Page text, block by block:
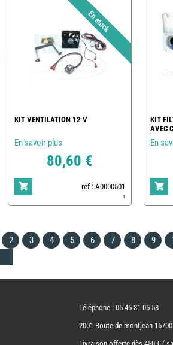
KIT VENTILATION 12 V
En savoir plus
80,60 €
ref : A0000501
1
KIT
AVEC
En
2 3 4 5 6 7 8 9
Téléphone : 05 45 31 05 58
2001 Route de montjean